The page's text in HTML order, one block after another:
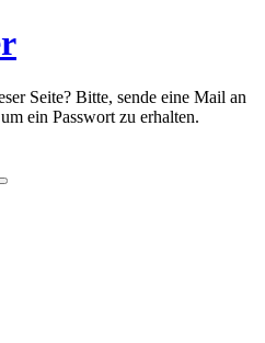
Seite? Bitte, sende eine Mail an
ein Passwort zu erhalten.